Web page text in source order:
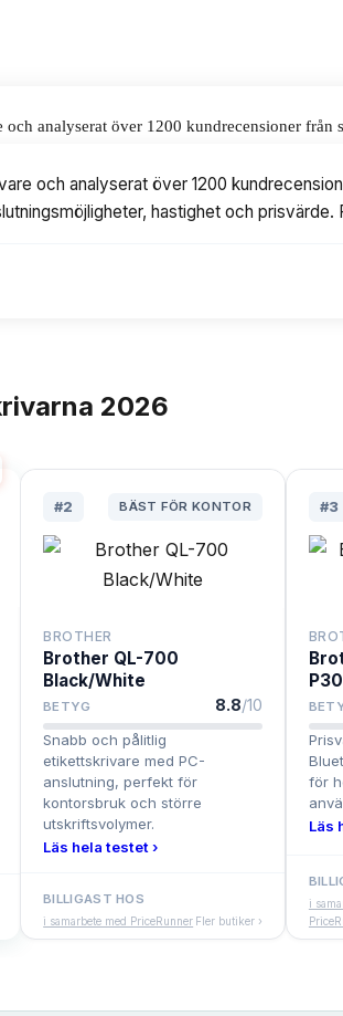
analyserat över 1200 kundrecensioner
och analyserat över 1200
hastighet och
2026
#2 BÄST FÖR KONTOR
BROTHER
Brother QL-700
Black/White
BETYG 8.8/10
Snabb och pålitlig
etikettskrivare med PC-
anslutning, perfekt för
kontorsbruk och större
utskriftsvolymer.
Läs hela testet ›
BILLIGAST HOS
i samarbete med PriceRunner Fler butiker ›
#3
för
Läs
i